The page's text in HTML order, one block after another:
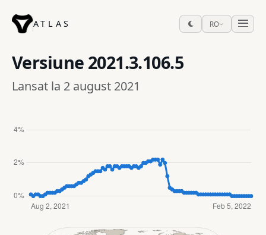
ATLAS RO
Versiune 2021.3.106.5
Lansat la 2 august 2021